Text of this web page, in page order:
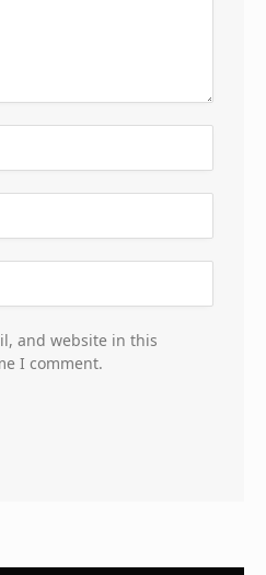
and website in this
I comment.